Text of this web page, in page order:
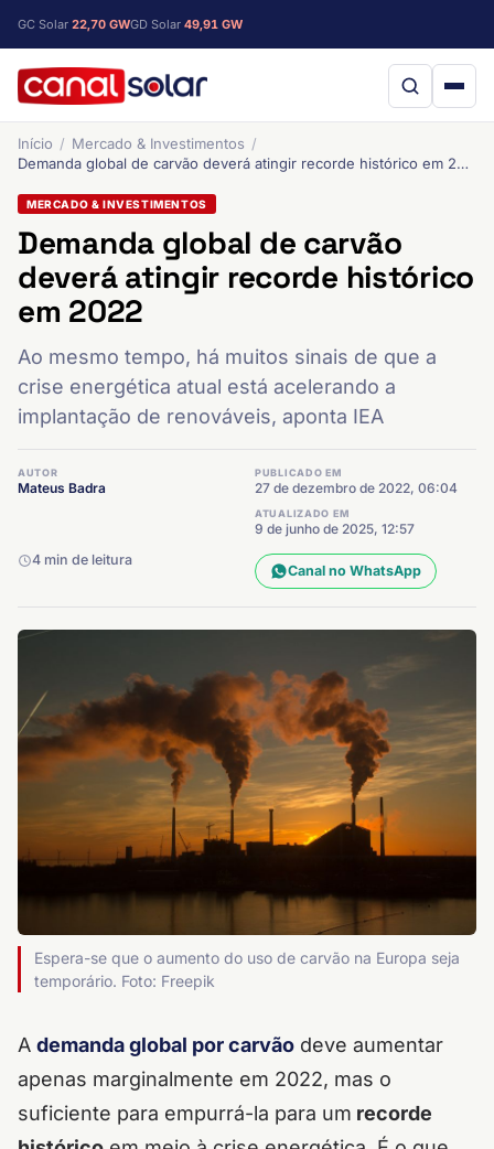
GC Solar 22,70 GWGD Solar 49,91 GW
Início
Mercado & Investimentos
Demanda global de carvão deverá atingir recorde histórico em 2022
MERCADO & INVESTIMENTOS
Demanda global de carvão
deverá atingir recorde histórico
em 2022
Ao mesmo tempo, há muitos sinais de que a
crise energética atual está acelerando a
implantação de renováveis, aponta IEA
AUTOR
Mateus Badra
PUBLICADO EM
27 de dezembro de 2022, 06:04
ATUALIZADO EM
9 de junho de 2025, 12:57
4 min de leitura
Canal no WhatsApp
Espera-se que o aumento do uso de carvão na Europa seja
temporário. Foto: Freepik
A demanda global por carvão deve aumentar
apenas marginalmente em 2022, mas o
suficiente para empurrá-la para um recorde